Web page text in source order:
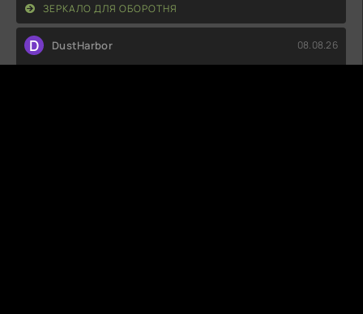
ЗЕРКАЛО ДЛЯ ОБОРОТНЯ
D DustHarbor 08.08.26
Совсем не впечатлило. Сюжет плоский, персонажи